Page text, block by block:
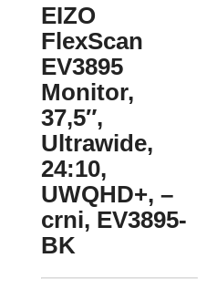
EIZO
FlexScan
EV3895
Monitor,
37,5″,
Ultrawide,
24:10,
UWQHD+, –
crni, EV3895-
BK